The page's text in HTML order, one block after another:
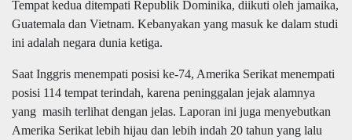
Tempat kedua ditempati Republik Dominika, diikuti oleh jamaika,
Guatemala dan Vietnam. Kebanyakan yang masuk ke dalam studi
ini adalah negara dunia ketiga.
Saat Inggris menempati posisi ke-74, Amerika Serikat menempati
posisi 114 tempat terindah, karena peninggalan jejak alamnya
yang masih terlihat dengan jelas. Laporan ini juga menyebutkan
Amerika Serikat lebih hijau dan lebih indah 20 tahun yang lalu